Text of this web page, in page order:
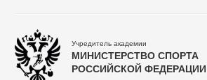
Учредитель академии
МИНИСТЕРСТВО СПОРТА
РОССИЙСКОЙ ФЕДЕРАЦИИ